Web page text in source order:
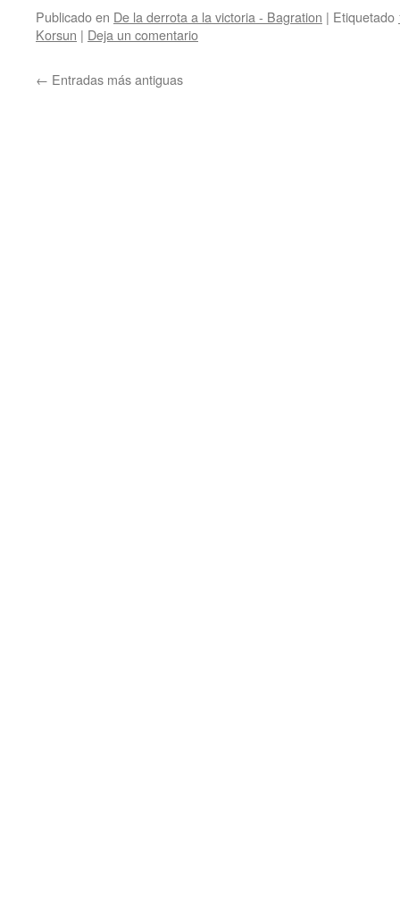
Publicado en De la derrota a la victoria - Bagration | Etiquetado
Korsun | Deja un comentario
← Entradas más antiguas